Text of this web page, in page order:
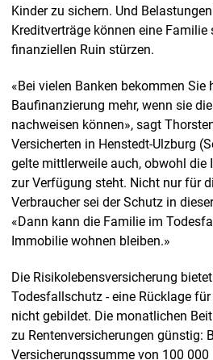
Kinder zu sichern. Und
Kreditverträge können eine Familie
finanziellen Ruin stürzen.
«Bei vielen Banken bekommen Sie
Baufinanzierung mehr, wenn sie
nachweisen können», sagt
Versicherten in Henstedt-Ulzburg
gelte mittlerweile auch, obwohl die
zur Verfügung steht. Nicht nur für
Verbraucher sei der Schutz in
«Dann kann die Familie im
Immobilie wohnen bleiben.»
Die Risikolebensversicherung
Todesfallschutz - eine Rücklage
nicht gebildet. Die monatlichen
zu Rentenversicherungen günstig:
Versicherungssumme von 100